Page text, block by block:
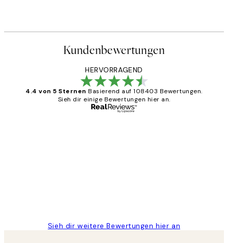
Kundenbewertungen
HERVORRAGEND
4.4 von 5 Sternen Basierend auf 108403 Bewertungen.
Sieh dir einige Bewertungen hier an.
Sieh dir weitere Bewertungen hier an